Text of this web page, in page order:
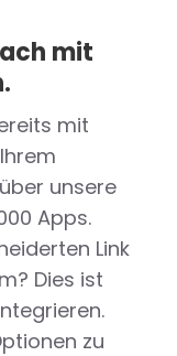
mit
mit
unsere
Apps.
Link
Dies ist
zu